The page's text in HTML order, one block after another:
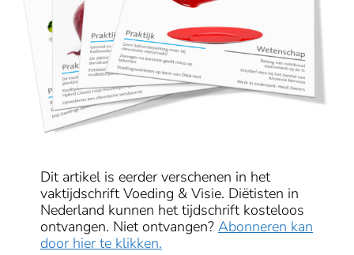
Dit artikel is eerder verschenen in het
vaktijdschrift Voeding & Visie. Diëtisten in
Nederland kunnen het tijdschrift kosteloos
ontvangen. Niet ontvangen? Abonneren kan
door hier te klikken.